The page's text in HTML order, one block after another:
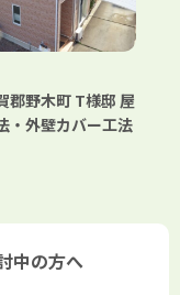
郡野木町 T様邸 屋
・外壁カバー工法
中の方へ